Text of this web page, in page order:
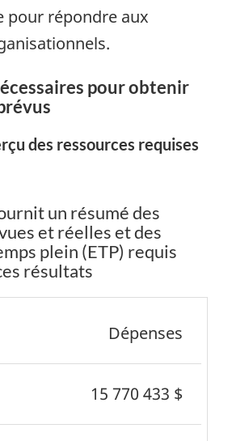
pour répondre aux
pour obtenir
des ressources requises
un résumé des
et réelles et des
plein (ETP) requis
résultats
Dépenses
15 770 433 $